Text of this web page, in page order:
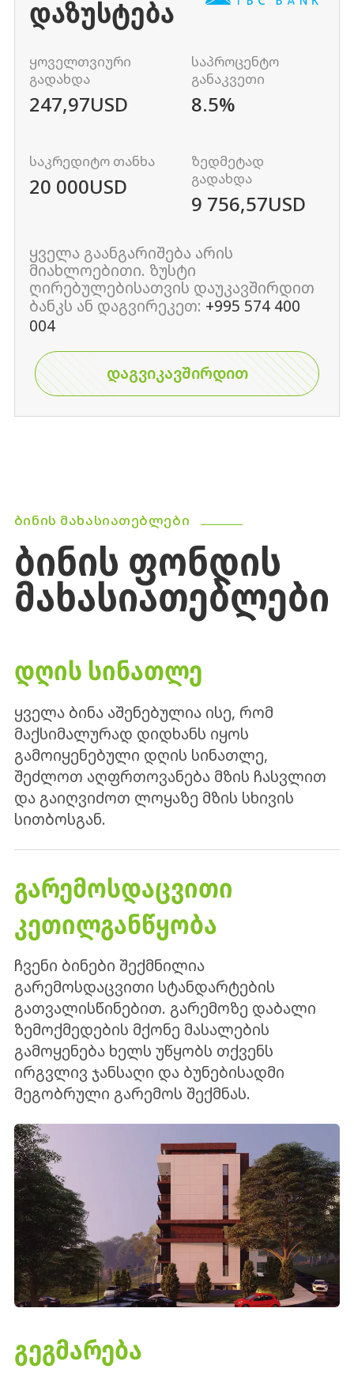
ᲓᲐᲖᲣᲡᲢᲔᲑᲐ
ყოველთვიური
გადახდა
247,97USD
საპროცენტო
განაკვეთი
8.5%
საკრედიტო თანხა
20 000USD
ზედმეტად
გადახდა
9 756,57USD
ყველა გაანგარიშება არის
მიახლოებითი. ზუსტი
ღირებულებისათვის დაუკავშირდით
ბანკს ან დაგვირეკეთ: +995 574 400
004
ᲓᲐᲒᲕᲘᲙᲐᲕᲨᲘᲠᲓᲘᲗ
ᲑᲘᲜᲘᲡ ᲛᲐᲮᲐᲡᲘᲐᲗᲔᲑᲚᲔᲑᲘ
ᲑᲘᲜᲘᲡ ᲤᲝᲜᲓᲘᲡ
ᲛᲐᲮᲐᲡᲘᲐᲗᲔᲑᲚᲔᲑᲘ
ᲓᲦᲘᲡ ᲡᲘᲜᲐᲗᲚᲔ
ყველა ბინა აშენებულია ისე, რომ
მაქსიმალურად დიდხანს იყოს
გამოიყენებული დღის სინათლე,
შეძლოთ აღფრთოვანება მზის ჩასვლით
და გაიღვიძოთ ლოყაზე მზის სხივის
სითბოსგან.
ᲒᲐᲠᲔᲛᲝᲡᲓᲐᲪᲕᲘᲗᲘ
ᲙᲔᲗᲘᲚᲒᲐᲜᲬᲧᲝᲑᲐ
ჩვენი ბინები შექმნილია
გარემოსდაცვითი სტანდარტების
გათვალისწინებით. გარემოზე დაბალი
ზემოქმედების მქონე მასალების
გამოყენება ხელს უწყობს თქვენს
ირგვლივ ჯანსაღი და ბუნებისადმი
მეგობრული გარემოს შექმნას.
ᲒᲔᲒᲛᲐᲠᲔᲑᲐ